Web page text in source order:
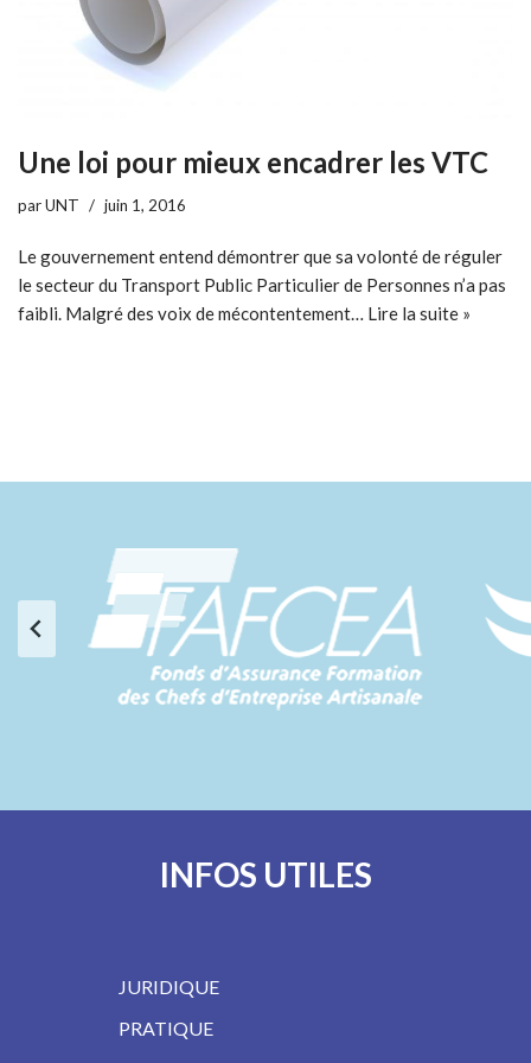
Une loi pour mieux encadrer les VTC
parUNT juin 1, 2016
Le gouvernement entend démontrer que sa volonté de réguler
le secteur du Transport Public Particulier de Personnes n’a pas
faibli. Malgré des voix de mécontentement… Lire la suite »
INFOS UTILES
JURIDIQUE
PRATIQUE